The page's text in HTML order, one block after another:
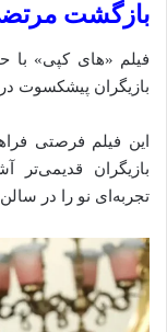
بازگشت
فیلم «های کپی» با
بازیگران پیشکسوت
این فیلم فرصتی
بازیگران قدیمی‌تر
تجربه‌ای نو را در